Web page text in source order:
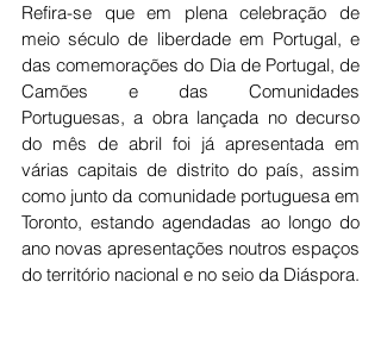
Refira-se que em plena celebração de
meio século de liberdade em Portugal, e
das comemorações do Dia de Portugal, de
Camões e das Comunidades
Portuguesas, a obra lançada no decurso
do mês de abril foi já apresentada em
várias capitais de distrito do país, assim
como junto da comunidade portuguesa em
Toronto, estando agendadas ao longo do
ano novas apresentações noutros espaços
do território nacional e no seio da Diáspora.